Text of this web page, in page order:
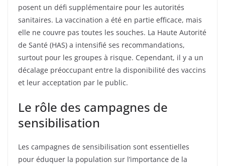
posent un défi supplémentaire pour les autorités
sanitaires. La vaccination a été en partie efficace, mais
elle ne couvre pas toutes les souches. La Haute Autorité
de Santé (HAS) a intensifié ses recommandations,
surtout pour les groupes à risque. Cependant, il y a un
décalage préoccupant entre la disponibilité des vaccins
et leur acceptation par le public.
Le rôle des campagnes de
sensibilisation
Les campagnes de sensibilisation sont essentielles
pour éduquer la population sur l’importance de la